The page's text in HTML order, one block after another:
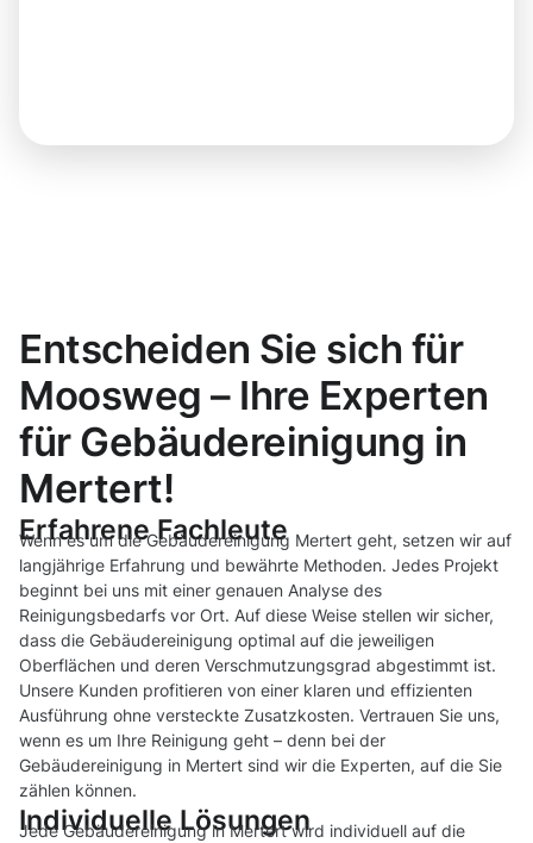
Entscheiden Sie sich für
Moosweg – Ihre Experten
für Gebäudereinigung in
Mertert!
Erfahrene Fachleute
Wenn es um die Gebäudereinigung Mertert geht, setzen wir auf
langjährige Erfahrung und bewährte Methoden. Jedes Projekt
beginnt bei uns mit einer genauen Analyse des
Reinigungsbedarfs vor Ort. Auf diese Weise stellen wir sicher,
dass die Gebäudereinigung optimal auf die jeweiligen
Oberflächen und deren Verschmutzungsgrad abgestimmt ist.
Unsere Kunden profitieren von einer klaren und effizienten
Ausführung ohne versteckte Zusatzkosten. Vertrauen Sie uns,
wenn es um Ihre Reinigung geht – denn bei der
Gebäudereinigung in Mertert sind wir die Experten, auf die Sie
zählen können.
Individuelle Lösungen
Jede Gebäudereinigung in Mertert wird individuell auf die